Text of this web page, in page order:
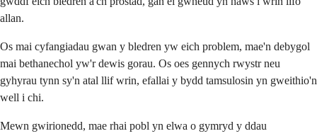
allan.
Os mai cyfangiadau gwan y bledren yw eich problem, mae'n debygol
mai bethanechol yw'r dewis gorau. Os oes gennych rwystr neu
gyhyrau tynn sy'n atal llif wrin, efallai y bydd tamsulosin yn gweithio'n
well i chi.
Mewn gwirionedd, mae rhai pobl yn elwa o gymryd y ddau